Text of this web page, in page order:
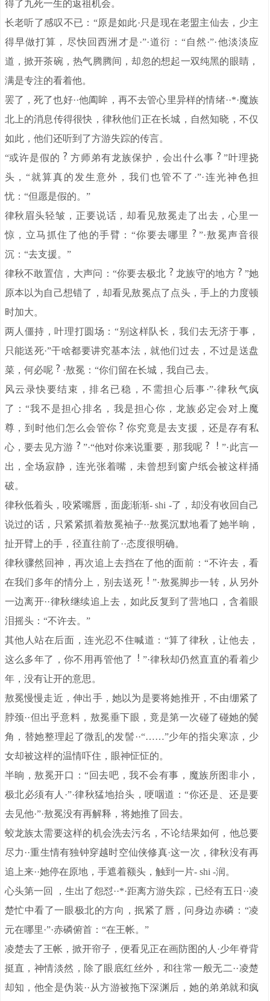
得了九死一生的返祖机会。
长老听了感叹不已：“原是如此·只是现在老盟主仙去，少主
得早做打算，尽快回西洲才是·”·道衍：“自然·”·他淡淡应
道，掀开茶碗，热气腾腾间，却忽的想起一双纯黑的眼睛，
满是专注的看着他。
罢了，死了也好··他阖眸，再不去管心里异样的情绪··*·魔族
北上的消息传得很快，律秋他们正在长城，自然知晓，不仅
如此，他们还听到了方游失踪的传言。
“或许是假的
方师弟有龙族保护，会出什么事
”叶理挠
头，“就算真的发生意外，我们也管不了·”·连光神色担
忧：“但愿是假的。”
律秋眉头轻皱，正要说话，却看见敖冕走了出去，心里一
惊，立马抓住了他的手臂：“你要去哪里
”·敖冕声音很
沉：“去支援。”
律秋不敢置信，大声问：“你要去极北
龙族守的地方
”她
原本以为自己想错了，却看见敖冕点了点头，手上的力度顿
时加大。
两人僵持，叶理打圆场：“别这样队长，我们去无济于事，
只能送死·”干啥都要讲究基本法，就他们过去，不过是送盘
菜，何必呢
·敖冕：“你们留在长城，我自己去。
风云录快要结束，排名已稳，不需担心后事·”·律秋气疯
了：“我不是担心排名，我是担心你，龙族必定会对上魔
尊，到时他们怎么会管你
你究竟是去支援，还是存有私
心，要去见方游
”·“他对你来说重要，那我呢
”·此言一
出，全场寂静，连光张着嘴，未曾想到窗户纸会被这样捅
破。
律秋低着头，咬紧嘴唇，面庞渐渐- shi -了，却没有收回自己
说过的话，只紧紧抓着敖冕袖子··敖冕沉默地看了她半晌，
扯开臂上的手，径直往前了··态度很明确。
律秋骤然回神，再次追上去挡在了他的面前：“不许去，看
在我们多年的情分上，别去送死
”·敖冕脚步一转，从另外
一边离开··律秋继续追上去，如此反复到了营地口，含着眼
泪摇头：“不许去。”
其他人站在后面，连光忍不住喊道：“算了律秋，让他去，
这么多年了，你不用再管他了
”·律秋却仍然直直的看着少
年，没有让开的意思。
敖冕慢慢走近，伸出手，她以为是要将她推开，不由绷紧了
脖颈··但出乎意料，敖冕垂下眼，竟是第一次碰了碰她的鬓
角，替她整理起了微乱的发髻··“……”少年的指尖寒凉，少
女却被这样的温情吓住，眼神怔怔的。
半晌，敖冕开口：“回去吧，我不会有事，魔族所图非小，
极北必须有人·”·律秋猛地抬头，哽咽道：“你还是、还是要
去见他·”·敖冕没有再解释，将她推了回去。
蛟龙族太需要这样的机会洗去污名，不论结果如何，他总要
尽力··重生情有独钟穿越时空仙侠修真·这一次，律秋没有再
追上来··她停在原地，手遮着额头，触到一片- shi -润。
心头第一回 ，生出了怨怼··*·距离方游失踪，已经有五日··凌
楚忙中看了一眼极北的方向，抿紧了唇，问身边赤磷：“凌
元在哪里·”·赤磷俯首：“在王帐。”
凌楚去了王帐，掀开帘子，便看见正在画防图的人·少年脊背
挺直，神情淡然，除了眼底红丝外，和往常一般无二··凌楚
却知，他全是伪装··从方游被拖下深渊后，她的弟弟就和疯